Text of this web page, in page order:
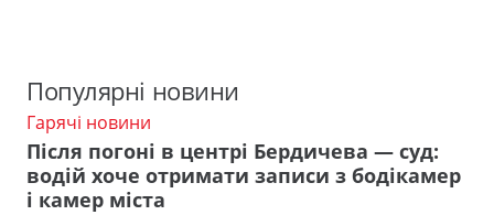
Популярні новини
Гарячі новини
Після погоні в центрі Бердичева — суд:
водій хоче отримати записи з бодікамер
і камер міста